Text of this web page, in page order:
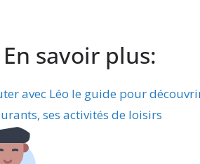
En savoir plus:
avec Léo le guide pour
ses activités de loisirs